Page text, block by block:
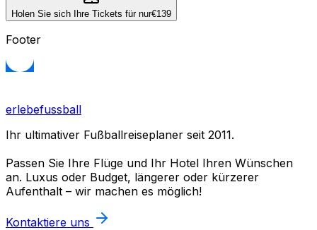
Holen Sie sich Ihre Tickets für nur€139
Footer
erlebefussball
Ihr ultimativer Fußballreiseplaner seit 2011.
Passen Sie Ihre Flüge und Ihr Hotel Ihren Wünschen
an. Luxus oder Budget, längerer oder kürzerer
Aufenthalt – wir machen es möglich!
Kontaktiere uns